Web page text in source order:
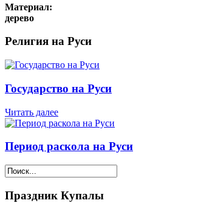
Материал:
дерево
Религия на Руси
Государство на Руси
Читать далее
Период раскола на Руси
Праздник Купалы